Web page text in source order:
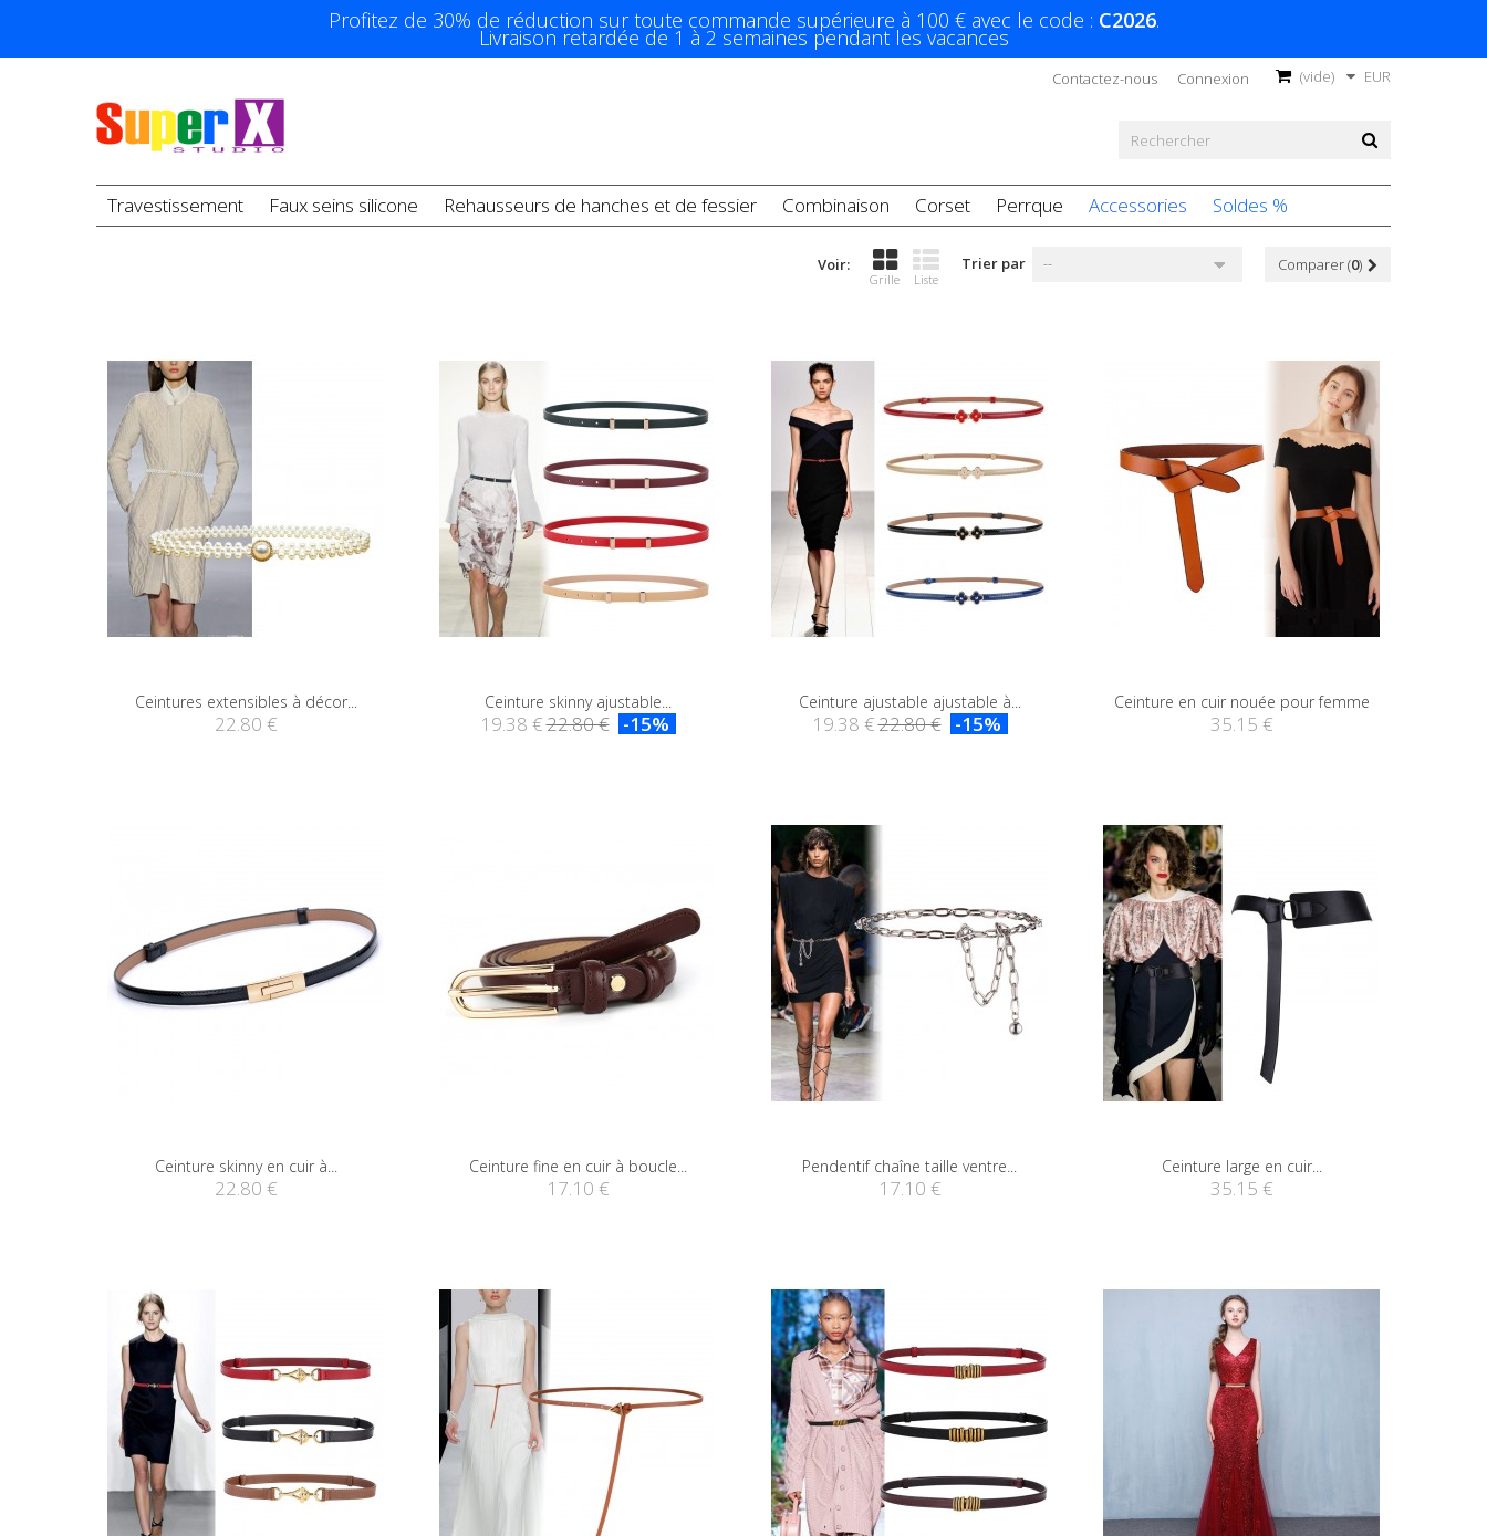
Profitez de 30% de réduction sur toute commande supérieure à 100 € avec le code : C2026.
Livraison retardée de 1 à 2 semaines pendant les vacances
EUR
(vide)
Connexion
Contactez-nous
Travestissement Faux seins silicone Rehausseurs de hanches et de fessier Combinaison Corset Perrque Accessories Soldes %
Comparer (0)
Trier par --
Voir:
Grille Liste
Ceintures extensibles à décor...
22.80 €
Ceinture skinny ajustable...
19.38 €22.80 € -15%
Ceinture ajustable ajustable à...
19.38 €22.80 € -15%
Ceinture en cuir nouée pour femme
35.15 €
Ceinture skinny en cuir à...
22.80 €
Ceinture fine en cuir à boucle...
17.10 €
Pendentif chaîne taille ventre...
17.10 €
Ceinture large en cuir...
35.15 €